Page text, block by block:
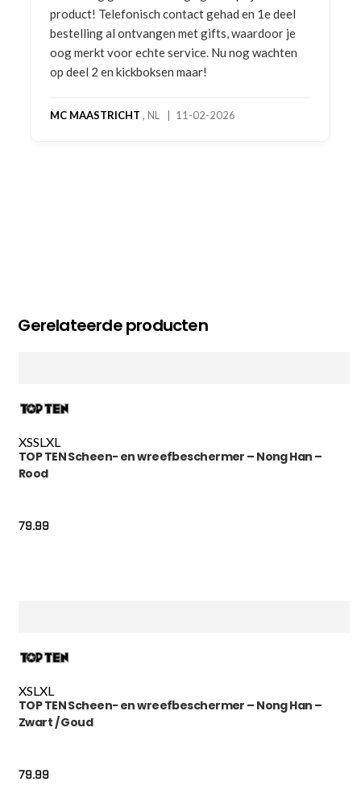
product! Telefonisch contact gehad en 1e deel
bestelling al ontvangen met gifts, waardoor je
oog merkt voor echte service. Nu nog wachten
op deel 2 en kickboksen maar!
MC MAASTRICHT , NL | 11-02-2026
Gerelateerde producten
XSSLXL
TOP TEN Scheen- en wreefbeschermer – Nong Han –
Rood
79.99
XSL XL
TOP TEN Scheen- en wreefbeschermer – Nong Han –
Zwart / Goud
79.99